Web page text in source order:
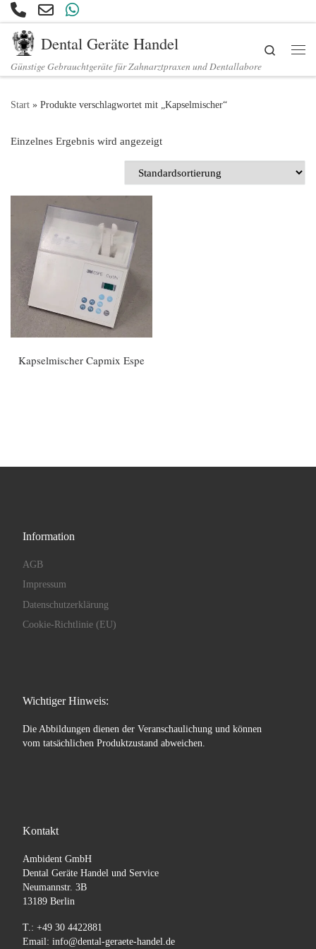
Zum Inhalt springen
Dental Geräte Handel
Günstige Gebrauchtgeräte für Zahnarztpraxen und Dentallabore
Search
Start » Produkte verschlagwortet mit „Kapselmischer“
Einzelnes Ergebnis wird angezeigt
Kapselmischer Capmix Espe
Information
AGB
Impressum
Datenschutzerklärung
Cookie-Richtlinie (EU)
Wichtiger Hinweis:
Die Abbildungen dienen der Veranschaulichung und können
vom tatsächlichen Produktzustand abweichen.
Kontakt
Ambident GmbH
Dental Geräte Handel und Service
Neumannstr. 3B
13189 Berlin
T.: +49 30 4422881
Email: info@dental-geraete-handel.de